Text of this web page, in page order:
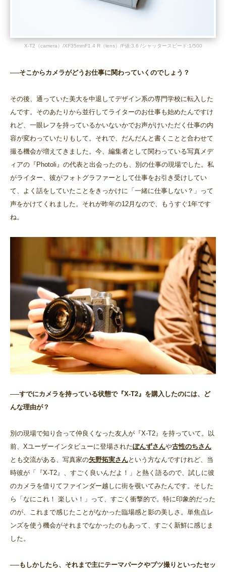
X-T2（camera）/XF35mmF1.4 R（lens）/F値:3.6 /シャッタースピード:1/500
──そこからカメラがどうお仕事に関わっていくのでしょう？
その後、通っていた美大を中退してデザイン系の専門学校に転入した
んです。そのあたりから並行してライターのお仕事も始めたんですけ
れど、一眼レフを持っているかいないかでお声がけいただく仕事の内
容が変わっていたりもして。それで、だんだんと書くことと合わせて
撮る機会が増えてきました。今、編集者として関わっている写真メデ
ィアの『Photoli』の代表と出会ったのも、別の仕事の現場でした。私
がライター、彼がフォトグラファーとして仕事をお引き受けしてい
て、よく話をしていたことをきっかけに「一緒に仕事しない？」って
声をかけてくれました。それが昨年の12月なので、もうすぐ1年です
ね。
──すでにカメラを持っている状態で『X-T2』を購入したのには、ど
んな理由が？
別の現場で知り合って仲良くなった友人が『X-T2』を持っていて。以
前、Xユーザーインタビューに登場されたぽんずさんや古性のちさん
とも交流がある、写真家の矢野拓実さんという方なんですけれど、当
時彼が「『X-T2』、すごく良いんだよ！」と熱く語るので、試しに彼
のカメラを借りてファインダー越しに街を覗いてみたんです。そした
ら「なにこれ！ 楽しい！」って、すごく衝撃的で。特に印象的だった
のが、これまで感じたことがなかった臨場感と影の美しさ。単焦点レ
ンズを使う機会がそれまでなかったのもあって、すごく新鮮に感じま
した。
──もしかしたら、それまで主にテーマパークやブツ撮りといったセッ